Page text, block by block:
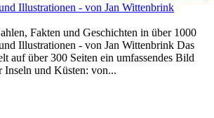
Fakten und Geschichten in über 1000
Illustrationen - von Jan Wittenbrink Das
auf über 300 Seiten ein umfassendes Bild
Inseln und Küsten: von...